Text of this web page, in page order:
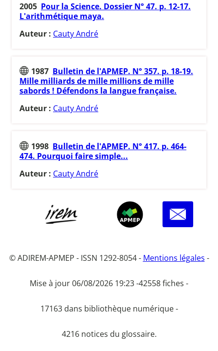
2005 Pour la Science. Dossier N° 47. p. 12-17.
L'arithmétique maya.
Auteur : Cauty André
1987 Bulletin de l'APMEP. N° 357. p. 18-19.
Mille milliards de mille millions de mille
sabords ! Défendons la langue française.
Auteur : Cauty André
1998 Bulletin de l'APMEP. N° 417. p. 464-
474. Pourquoi faire simple...
Auteur : Cauty André
© ADIREM-APMEP - ISSN 1292-8054 - Mentions légales -
Mise à jour 06/08/2026 19:23 -42558 fiches -
17163 dans bibliothèque numérique -
4216 notices du glossaire.